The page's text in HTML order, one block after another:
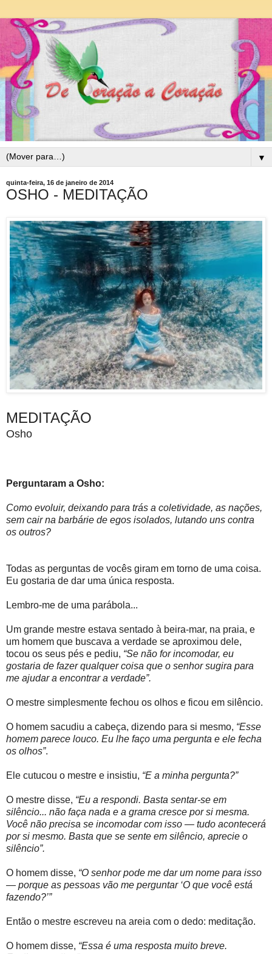
▼
quinta-feira, 16 de janeiro de 2014
OSHO - MEDITAÇÃO
MEDITAÇÃO
Osho
Perguntaram a Osho:
Como evoluir, deixando para trás a coletividade, as nações,
sem cair na barbárie de egos isolados, lutando uns contra
os outros?
Todas as perguntas de vocês giram em torno de uma coisa.
Eu gostaria de dar uma única resposta.
Lembro-me de uma parábola...
Um grande mestre estava sentado à beira-mar, na praia, e
um homem que buscava a verdade se aproximou dele,
tocou os seus pés e pediu, “Se não for incomodar, eu
gostaria de fazer qualquer coisa que o senhor sugira para
me ajudar a encontrar a verdade”.
O mestre simplesmente fechou os olhos e ficou em silêncio.
O homem sacudiu a cabeça, dizendo para si mesmo, “Esse
homem parece louco. Eu lhe faço uma pergunta e ele fecha
os olhos”.
Ele cutucou o mestre e insistiu, “E a minha pergunta?”
O mestre disse, “Eu a respondi. Basta sentar-se em
silêncio... não faça nada e a grama cresce por si mesma.
Você não precisa se incomodar com isso — tudo acontecerá
por si mesmo. Basta que se sente em silêncio, aprecie o
silêncio”.
O homem disse, “O senhor pode me dar um nome para isso
— porque as pessoas vão me perguntar ‘O que você está
fazendo?’”
Então o mestre escreveu na areia com o dedo: meditação.
O homem disse, “Essa é uma resposta muito breve.